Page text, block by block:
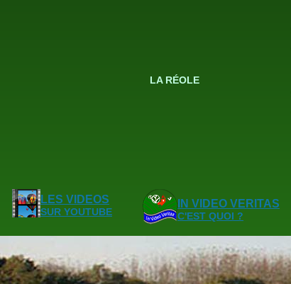
LA RÉOLE
LES VIDEOS
SUR YOUTUBE
IN VIDEO VERITAS
C'EST QUOI ?